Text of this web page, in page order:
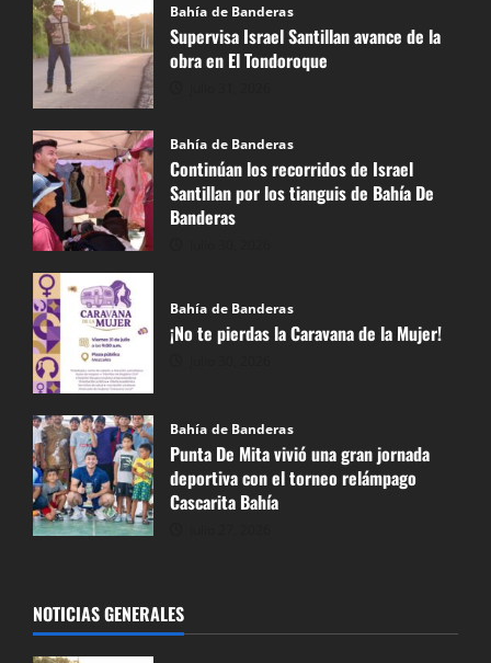
Bahía de Banderas
Supervisa Israel Santillan avance de la
obra en El Tondoroque
Bahía de Banderas
Continúan los recorridos de Israel
Santillan por los tianguis de Bahía De
Banderas
Bahía de Banderas
¡No te pierdas la Caravana de la Mujer!
Bahía de Banderas
Punta De Mita vivió una gran jornada
deportiva con el torneo relámpago
Cascarita Bahía
NOTICIAS GENERALES